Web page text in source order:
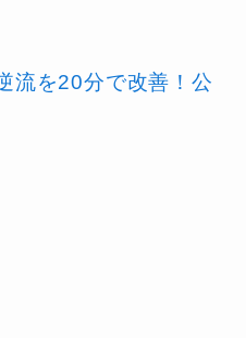
流を20分で改善！公